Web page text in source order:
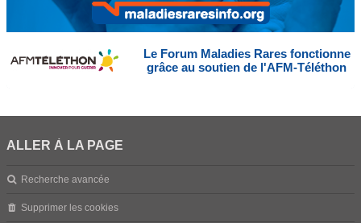
Le Forum Maladies Rares fonctionne
grâce au soutien de l'AFM-Téléthon
ALLER À LA PAGE
Recherche avancée
Supprimer les cookies